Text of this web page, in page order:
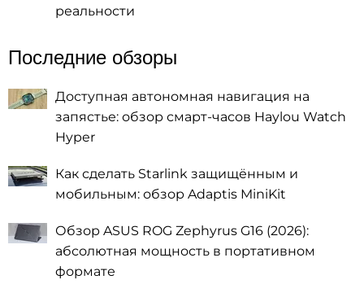
реальности
Последние обзоры
Доступная автономная навигация на
запястье: обзор смарт-часов Haylou Watch
Hyper
Как сделать Starlink защищённым и
мобильным: обзор Adaptis MiniKit
Обзор ASUS ROG Zephyrus G16 (2026):
абсолютная мощность в портативном
формате